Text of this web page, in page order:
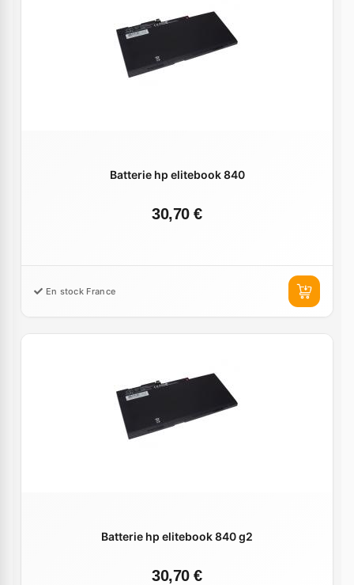
Batterie hp elitebook 840
30,70 €
En stock France
Batterie hp elitebook 840 g2
30,70 €